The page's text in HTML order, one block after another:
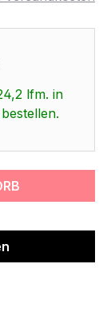
lfm. in